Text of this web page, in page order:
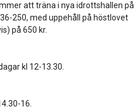
att träna i nya idrottshallen på
250, med uppehåll på höstlovet
på 650 kr.
kl 12-13.30.
16.